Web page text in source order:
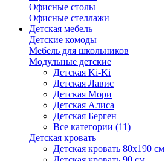
Офисные столы
Офисные стеллажи
Детская мебель
Детские комоды
Мебель для школьников
Модульные детские
Детская Ki-Ki
Детская Лавис
Детская Мори
Детская Алиса
Детская Берген
Все категории (11)
Детская кровать
Детская кровать 80х190 см